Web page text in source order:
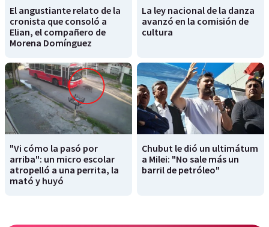
El angustiante relato de la
cronista que consoló a
Elian, el compañero de
Morena Domínguez
La ley nacional de la danza
avanzó en la comisión de
cultura
"Vi cómo la pasó por
arriba": un micro escolar
atropelló a una perrita, la
mató y huyó
Chubut le dió un ultimátum
a Milei: "No sale más un
barril de petróleo"